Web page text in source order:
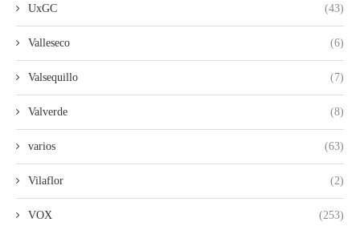
UxGC (43)
Valleseco (6)
Valsequillo (7)
Valverde (8)
varios (63)
Vilaflor (2)
VOX (253)